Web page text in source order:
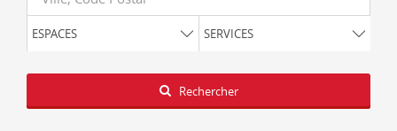
ESPACES SERVICES
Latitude
Longitude
Rechercher